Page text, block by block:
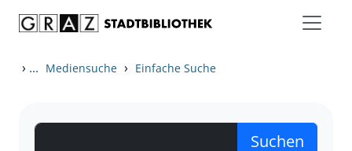
› ... Mediensuche › Einfache Suche